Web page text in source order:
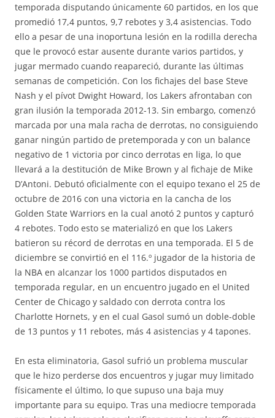
temporada disputando únicamente 60 partidos, en los que
promedió 17,4 puntos, 9,7 rebotes y 3,4 asistencias. Todo
ello a pesar de una inoportuna lesión en la rodilla derecha
que le provocó estar ausente durante varios partidos, y
jugar mermado cuando reapareció, durante las últimas
semanas de competición. Con los fichajes del base Steve
Nash y el pívot Dwight Howard, los Lakers afrontaban con
gran ilusión la temporada 2012-13. Sin embargo, comenzó
marcada por una mala racha de derrotas, no consiguiendo
ganar ningún partido de pretemporada y con un balance
negativo de 1 victoria por cinco derrotas en liga, lo que
llevará a la destitución de Mike Brown y al fichaje de Mike
D’Antoni. Debutó oficialmente con el equipo texano el 25 de
octubre de 2016 con una victoria en la cancha de los
Golden State Warriors en la cual anotó 2 puntos y capturó
4 rebotes. Todo esto se materializó en que los Lakers
batieron su récord de derrotas en una temporada. El 5 de
diciembre se convirtió en el 116.º jugador de la historia de
la NBA en alcanzar los 1000 partidos disputados en
temporada regular, en un encuentro jugado en el United
Center de Chicago y saldado con derrota contra los
Charlotte Hornets, y en el cual Gasol sumó un doble-doble
de 13 puntos y 11 rebotes, más 4 asistencias y 4 tapones.
En esta eliminatoria, Gasol sufrió un problema muscular
que le hizo perderse dos encuentros y jugar muy limitado
físicamente el último, lo que supuso una baja muy
importante para su equipo. Tras una mediocre temporada